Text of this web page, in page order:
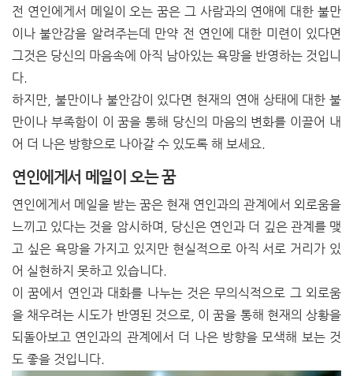
전 연인에게서 메일이 오는 꿈은 그 사람과의 연애에 대한 불만
이나 불안감을 알려주는데 만약 전 연인에 대한 미련이 있다면
그것은 당신의 마음속에 아직 남아있는 욕망을 반영하는 것입니
다.
하지만, 불만이나 불안감이 있다면 현재의 연애 상태에 대한 불
만이나 부족함이 이 꿈을 통해 당신의 마음의 변화를 이끌어 내
어 더 나은 방향으로 나아갈 수 있도록 해 보세요.
연인에게서 메일이 오는 꿈
연인에게서 메일을 받는 꿈은 현재 연인과의 관계에서 외로움을
느끼고 있다는 것을 암시하며, 당신은 연인과 더 깊은 관계를 맺
고 싶은 욕망을 가지고 있지만 현실적으로 아직 서로 거리가 있
어 실현하지 못하고 있습니다.
이 꿈에서 연인과 대화를 나누는 것은 무의식적으로 그 외로움
을 채우려는 시도가 반영된 것으로, 이 꿈을 통해 현재의 상황을
되돌아보고 연인과의 관계에서 더 나은 방향을 모색해 보는 것
도 좋을 것입니다.